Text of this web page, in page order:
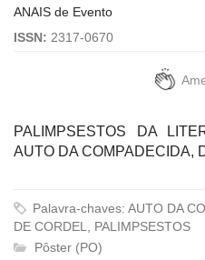
ANAIS de Evento
ISSN: 2317-0670
PALIMPSESTOS DA
AUTO DA COMPADECIDA,
Palavra-chaves: AUTO DA
DE CORDEL, PALIMPSESTOS
Pôster (PO)